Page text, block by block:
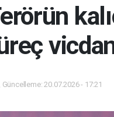
20.07.2026 - 17:21